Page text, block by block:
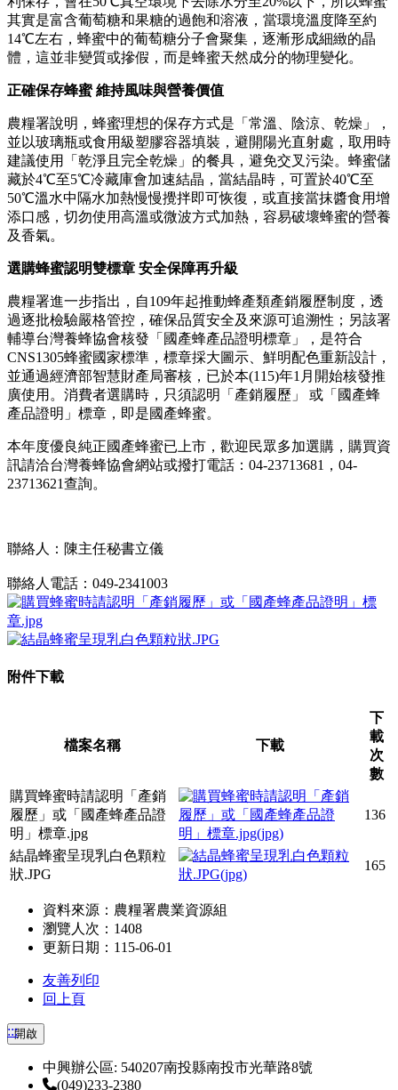
其實是富含葡萄糖和果糖的過飽和溶液，當環境溫度降至約
14℃左右，蜂蜜中的葡萄糖分子會聚集，逐漸形成細緻的晶
體，這並非變質或摻假，而是蜂蜜天然成分的物理變化。
正確保存蜂蜜 維持風味與營養價值
農糧署說明，蜂蜜理想的保存方式是「常溫、陰涼、乾燥」，
並以玻璃瓶或食用級塑膠容器填裝，避開陽光直射處，取用時
建議使用「乾淨且完全乾燥」的餐具，避免交叉污染。蜂蜜儲
藏於4℃至5℃冷藏庫會加速結晶，當結晶時，可置於40℃至
50℃溫水中隔水加熱慢慢攪拌即可恢復，或直接當抹醬食用增
添口感，切勿使用高溫或微波方式加熱，容易破壞蜂蜜的營養
及香氣。
選購蜂蜜認明雙標章 安全保障再升級
農糧署進一步指出，自109年起推動蜂產類產銷履歷制度，透
過逐批檢驗嚴格管控，確保品質安全及來源可追溯性；另該署
輔導台灣養蜂協會核發「國產蜂產品證明標章」，是符合
CNS1305蜂蜜國家標準，標章採大圖示、鮮明配色重新設計，
並通過經濟部智慧財產局審核，已於本(115)年1月開始核發推
廣使用。消費者選購時，只須認明「產銷履歷」 或「國產蜂
產品證明」標章，即是國產蜂蜜。
本年度優良純正國產蜂蜜已上市，歡迎民眾多加選購，購買資
訊請洽台灣養蜂協會網站或撥打電話：04-23713681，04-
23713621查詢。
聯絡人：陳主任秘書立儀
聯絡人電話：049-2341003
附件下載
檔案名稱 下載
下
載
次
數
購買蜂蜜時請認明「產銷
履歷」或「國產蜂產品證
明」標章.jpg
136
結晶蜂蜜呈現乳白色顆粒
狀.JPG
165
資料來源：農糧署農業資源組
瀏覽人次：1408
更新日期：115-06-01
友善列印
回上頁
:::開啟
中興辦公區: 540207南投縣南投市光華路8號
(049)233-2380